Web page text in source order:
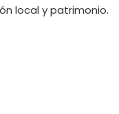
local y patrimonio.